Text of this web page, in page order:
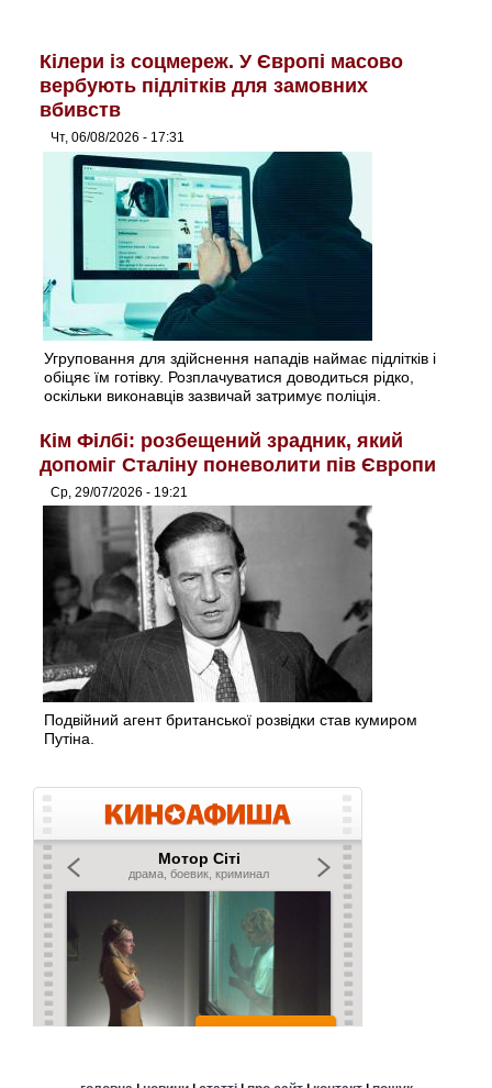
Кілери із соцмереж. У Європі масово
вербують підлітків для замовних
вбивств
Чт, 06/08/2026 - 17:31
Угруповання для здійснення нападів наймає підлітків і
обіцяє їм готівку. Розплачуватися доводиться рідко,
оскільки виконавців зазвичай затримує поліція.
Кім Філбі: розбещений зрадник, який
допоміг Сталіну поневолити пів Європи
Ср, 29/07/2026 - 19:21
Подвійний агент британської розвідки став кумиром
Путіна.